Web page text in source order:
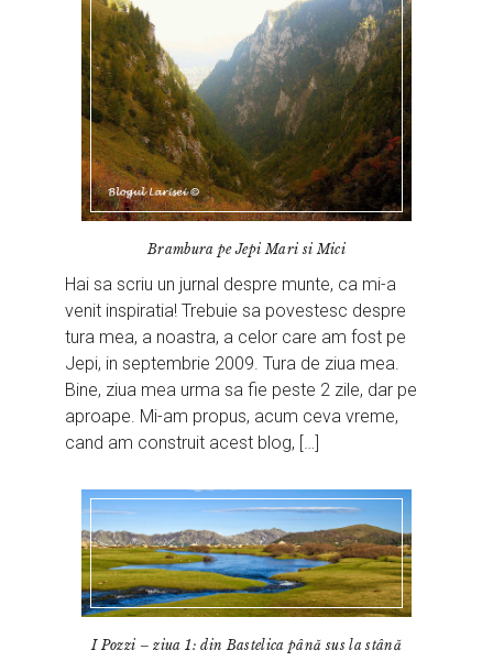
Brambura pe Jepi Mari si Mici
Hai sa scriu un jurnal despre munte, ca mi-a
venit inspiratia! Trebuie sa povestesc despre
tura mea, a noastra, a celor care am fost pe
Jepi, in septembrie 2009. Tura de ziua mea.
Bine, ziua mea urma sa fie peste 2 zile, dar pe
aproape. Mi-am propus, acum ceva vreme,
cand am construit acest blog, […]
I Pozzi – ziua 1: din Bastelica până sus la stână